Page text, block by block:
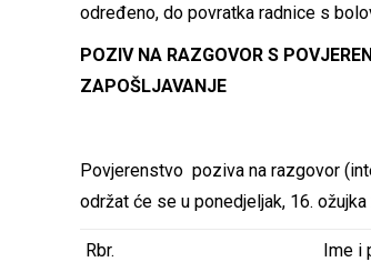
određeno, do povratka radnice s
POZIV NA RAZGOVOR S
ZAPOŠLJAVANJE
Povjerenstvo poziva na razgovor
održat će se u ponedjeljak, 16.
Rbr. Ime i